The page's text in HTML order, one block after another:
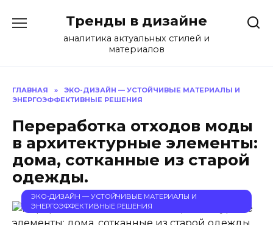
содержанию
Тренды в дизайне
аналитика актуальных стилей и
материалов
ГЛАВНАЯ »
ЭКО-ДИЗАЙН — УСТОЙЧИВЫЕ МАТЕРИАЛЫ И
ЭНЕРГОЭФФЕКТИВНЫЕ РЕШЕНИЯ
Переработка отходов моды
в архитектурные элементы:
дома, сотканные из старой
одежды.
ЭКО-ДИЗАЙН — УСТОЙЧИВЫЕ МАТЕРИАЛЫ И
ЭНЕРГОЭФФЕКТИВНЫЕ РЕШЕНИЯ